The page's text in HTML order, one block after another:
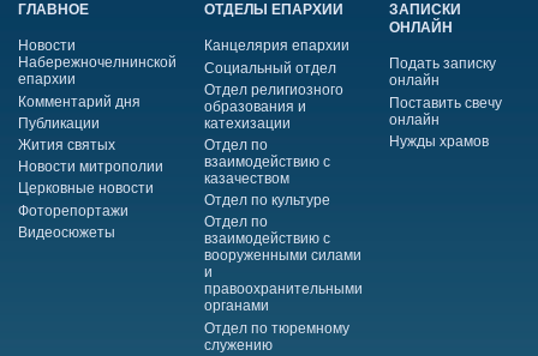
ГЛАВНОЕ
Новости
Набережночелнинской
епархии
Комментарий дня
Публикации
Жития святых
Новости митрополии
Церковные новости
Фоторепортажи
Видеосюжеты
ОТДЕЛЫ ЕПАРХИИ
Канцелярия епархии
Социальный отдел
Отдел религиозного
образования и
катехизации
Отдел по
взаимодействию с
казачеством
Отдел по культуре
Отдел по
взаимодействию с
вооруженными силами
и
правоохранительными
органами
Отдел по тюремному
служению
ЗАПИСКИ
ОНЛАЙН
Подать записку
онлайн
Поставить свечу
онлайн
Нужды храмов